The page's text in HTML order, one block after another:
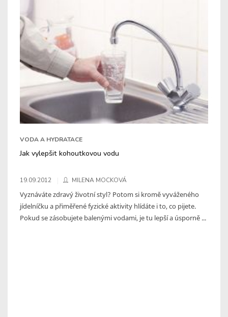
VODA A HYDRATACE
Jak vylepšit kohoutkovou vodu
19.09.2012 MILENA MOCKOVÁ
Vyznáváte zdravý životní styl? Potom si kromě vyváženého
jídelníčku a přiměřené fyzické aktivity hlídáte i to, co pijete.
Pokud se zásobujete balenými vodami, je tu lepší a úsporně ...